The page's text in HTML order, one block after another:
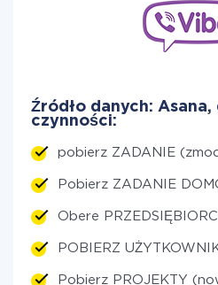
Źródło danych: Asana,
czynności:
pobierz ZADANIE
Pobierz ZADANIE
Obere
POBIERZ
Pobierz PROJEKTY